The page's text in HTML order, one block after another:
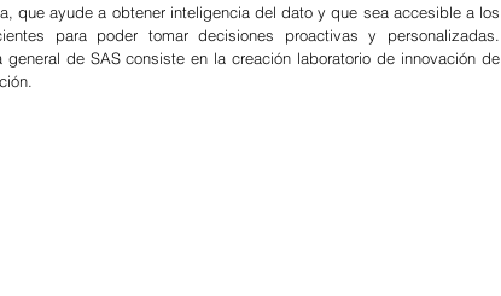
que ayude a obtener inteligencia del dato y que sea accesible a los
para poder tomar decisiones proactivas y personalizadas.
de SAS consiste en la creación laboratorio de innovación de